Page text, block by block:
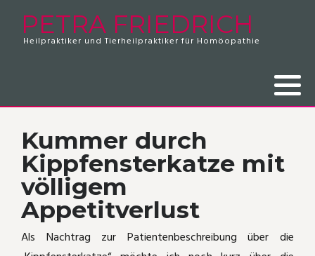
PETRA FRIEDRICH
Heilpraktiker und Tierheilpraktiker für Homöopathie
Kummer durch
Kippfensterkatze mit
völligem
Appetitverlust
Als Nachtrag zur Patientenbeschreibung über die
Pferd mit Ekzem
Vom Hotspot zur Lungenentzündung
Kippfensterkatze
Husten und Sinusitis
Blasenentzündung
Akutbehandlung Infekt